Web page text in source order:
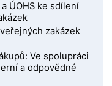
ÚOHS ke sdílení
zakázek
Ve spolupráci
a odpovědné